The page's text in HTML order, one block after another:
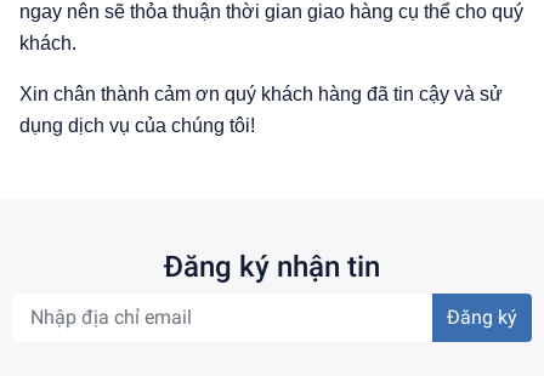
ngay nên sẽ thỏa thuận thời gian giao hàng cụ thể cho quý
khách.
Xin chân thành cảm ơn quý khách hàng đã tin cậy và sử
dụng dịch vụ của chúng tôi!
Đăng ký nhận tin
Đăng ký